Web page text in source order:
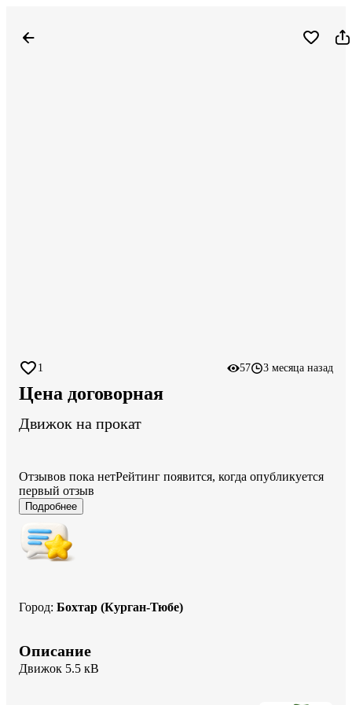
1 57 3 месяца назад
Цена договорная
Движок на прокат
Отзывов пока нетРейтинг появится, когда опубликуется
первый отзыв
Подробнее
Город: Бохтар (Курган-Тюбе)
Описание
Движок 5.5 кВ